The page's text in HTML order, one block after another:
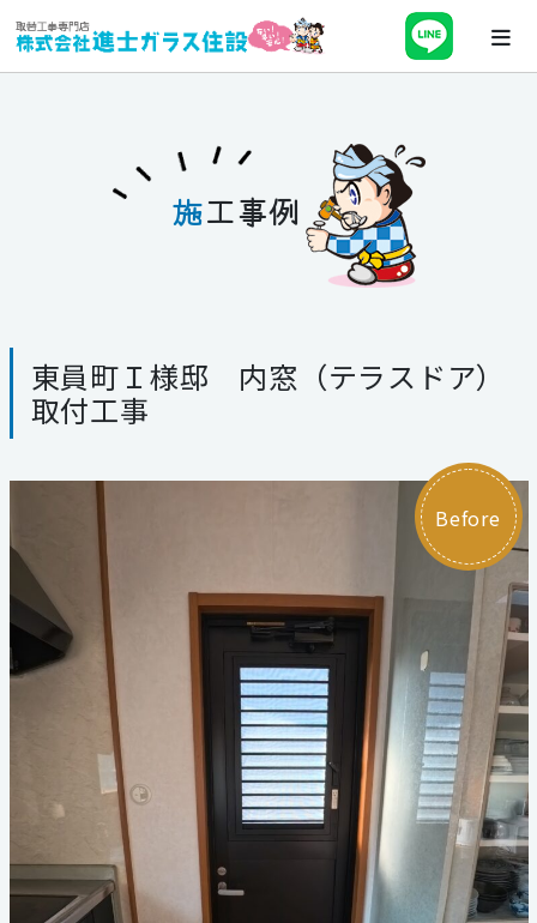
施工事例
スタッフ紹介
お見積り・お問い合わせ
個人情報保護方針
サイトマップ
代表電話
059-324-3068
三泗エリア直通
059-324-3068
施工事例
東員町Ｉ様邸 内窓（テラスドア）
取付工事
Before